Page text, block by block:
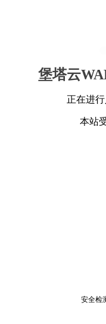
堡塔云
正在进
本站
安全检